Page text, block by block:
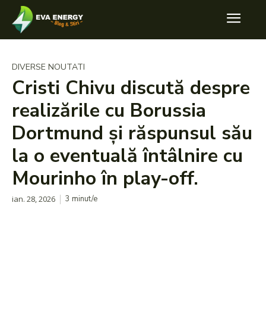
DIVERSE NOUTATI
Cristi Chivu discută despre
realizările cu Borussia
Dortmund și răspunsul său
la o eventuală întâlnire cu
Mourinho în play-off.
ian. 28, 2026 3 minut/e